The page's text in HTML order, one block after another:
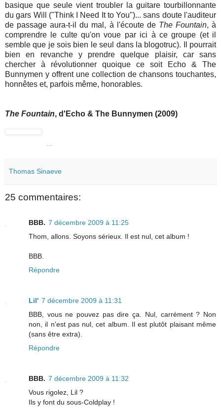
basique que seule vient troubler la guitare tourbillonnante
du gars Will ("Think I Need It to You")... sans doute l'auditeur
de passage aura-t-il du mal, à l'écoute de The Fountain, à
comprendre le culte qu'on voue par ici à ce groupe (et il
semble que je sois bien le seul dans la blogotruc). Il pourrait
bien en revanche y prendre quelque plaisir, car sans
chercher à révolutionner quoique ce soit Echo & The
Bunnymen y offrent une collection de chansons touchantes,
honnêtes et, parfois même, honorables.
The Fountain, d'Echo & The Bunnymen (2009)
...
Thomas Sinaeve
25 commentaires:
BBB. 7 décembre 2009 à 11:25
Thom, allons. Soyons sérieux. Il est nul, cet album !
BBB.
Répondre
Lil' 7 décembre 2009 à 11:31
BBB, vous ne pouvez pas dire ça. Nul, carrément ? Non
non, il n'est pas nul, cet album. Il est plutôt plaisant même
(sans être extra).
Répondre
BBB. 7 décembre 2009 à 11:32
Vous rigolez, Lil ?
Ils y font du sous-Coldplay !